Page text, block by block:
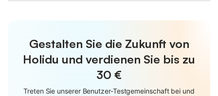
Gestalten Sie die Zukunft von
Holidu und verdienen Sie bis zu
30 €
Treten Sie unserer Benutzer-Testgemeinschaft bei und